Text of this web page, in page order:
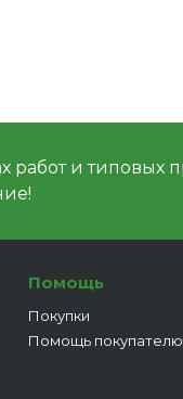
и типовых
Помощь
Покупки
Помощь покупателю